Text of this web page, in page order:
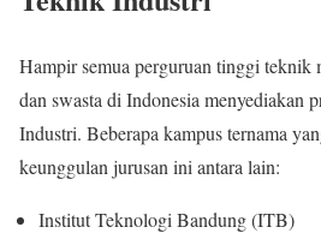
Hampir semua perguruan tinggi teknik
dan swasta di Indonesia menyediakan
Industri. Beberapa kampus ternama
keunggulan jurusan ini antara lain:
Institut Teknologi Bandung (ITB)